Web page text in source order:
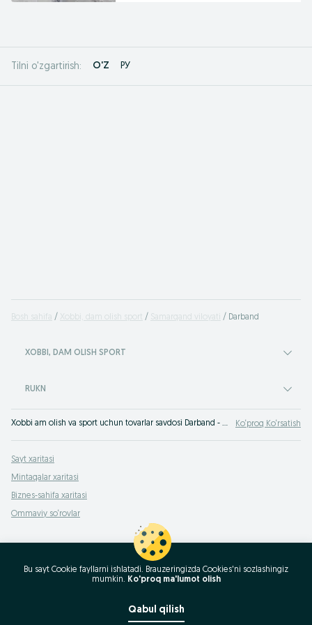
Tilni o'zgartirish: O'Z РУ
Bosh sahifa Xobbi, dam olish sport Samarqand viloyati Darband
XOBBI, DAM OLISH SPORT
RUKN
Xobbi am olish va sport uchun tovarlar savdosi Darband - hordiq uchun xamma zarur narsalarni sotib olishga OLX.uz O‘zbekiston e‘lonlar taxtasidagi Darband ko‘plab takliflar yordam beradi! Ko‘proq Ko‘rsatish
Sayt xaritasi
Mintaqalar xaritasi
Biznes-sahifa xaritasi
Ommaviy so‘rovlar
Bu sayt Cookie fayllarni ishlatadi. Brauzeringizda Cookies'ni sozlashingiz
mumkin. Ko'proq ma'lumot olish
Qabul qilish